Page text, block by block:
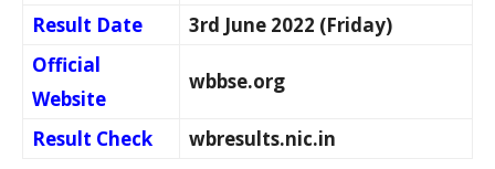
Result Date
3rd June 2022 (Friday)
Official
Website
wbbse.org
Result Check wbresults.nic.in